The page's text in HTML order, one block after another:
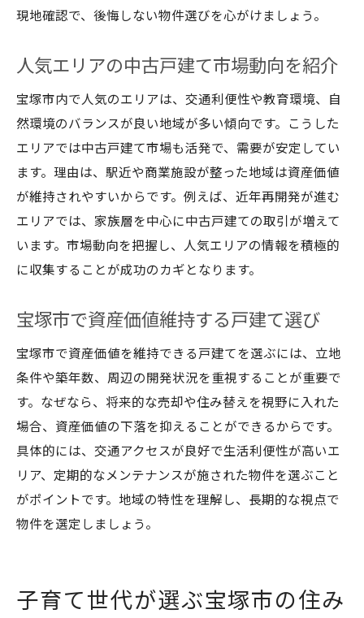
現地確認で、後悔しない物件選びを心がけましょう。
人気エリアの中古戸建て市場動向を紹介
宝塚市内で人気のエリアは、交通利便性や教育環境、自
然環境のバランスが良い地域が多い傾向です。こうした
エリアでは中古戸建て市場も活発で、需要が安定してい
ます。理由は、駅近や商業施設が整った地域は資産価値
が維持されやすいからです。例えば、近年再開発が進む
エリアでは、家族層を中心に中古戸建ての取引が増えて
います。市場動向を把握し、人気エリアの情報を積極的
に収集することが成功のカギとなります。
宝塚市で資産価値維持する戸建て選び
宝塚市で資産価値を維持できる戸建てを選ぶには、立地
条件や築年数、周辺の開発状況を重視することが重要で
す。なぜなら、将来的な売却や住み替えを視野に入れた
場合、資産価値の下落を抑えることができるからです。
具体的には、交通アクセスが良好で生活利便性が高いエ
リア、定期的なメンテナンスが施された物件を選ぶこと
がポイントです。地域の特性を理解し、長期的な視点で
物件を選定しましょう。
子育て世代が選ぶ宝塚市の住み